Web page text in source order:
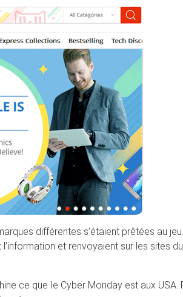
différentes s’étaient prêtées au
et renvoyaient sur les sites du
ce que le Cyber Monday est aux USA.